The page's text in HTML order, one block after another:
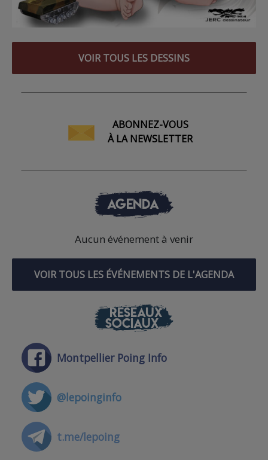
VOIR TOUS LES DESSINS
ABONNEZ-VOUS
À LA NEWSLETTER
AGENDA
Aucun événement à venir
VOIR TOUS LES ÉVÉNEMENTS DE L'AGENDA
RÉSEAUX
SOCIAUX
Montpellier Poing Info
@lepoinginfo
t.me/lepoing